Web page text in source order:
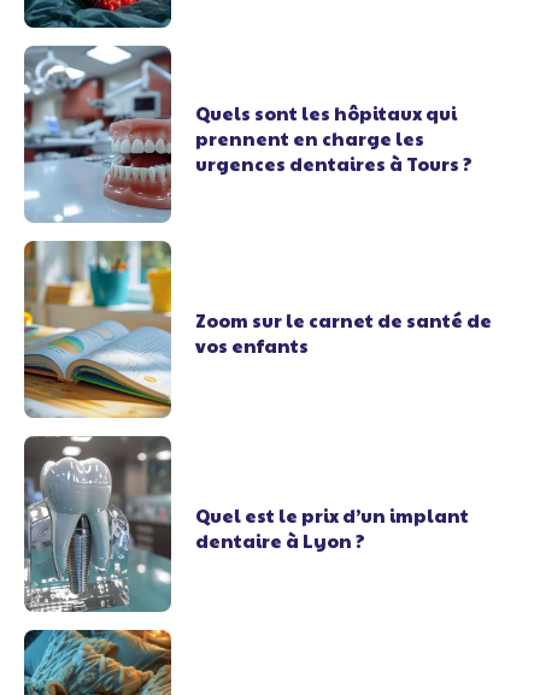
Quels sont les hôpitaux qui
prennent en charge les
urgences dentaires à Tours ?
Zoom sur le carnet de santé de
vos enfants
Quel est le prix d’un implant
dentaire à Lyon ?